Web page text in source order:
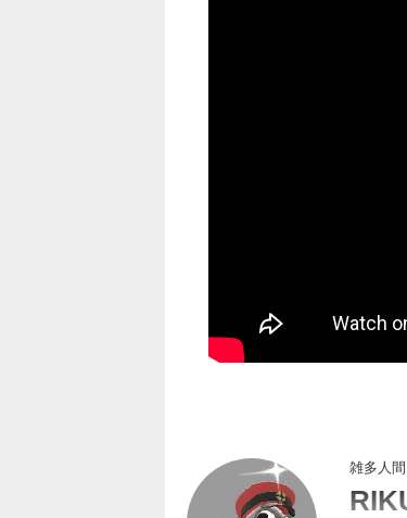
雑多人間